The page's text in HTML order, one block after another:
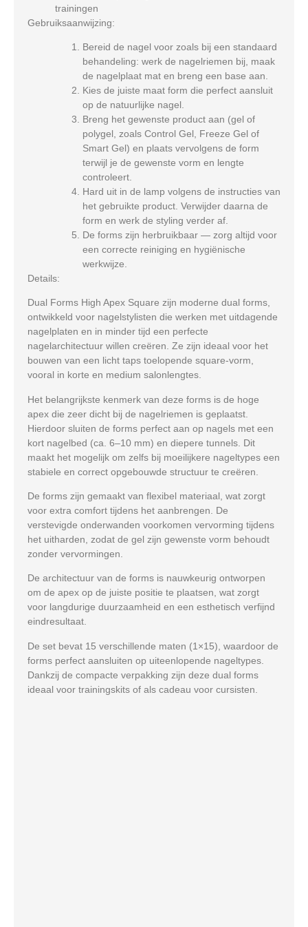
trainingen
Gebruiksaanwijzing:
Bereid de nagel voor zoals bij een standaard
behandeling: werk de nagelriemen bij, maak
de nagelplaat mat en breng een base aan.
Kies de juiste maat form die perfect aansluit
op de natuurlijke nagel.
Breng het gewenste product aan (gel of
polygel, zoals Control Gel, Freeze Gel of
Smart Gel) en plaats vervolgens de form
terwijl je de gewenste vorm en lengte
controleert.
Hard uit in de lamp volgens de instructies van
het gebruikte product. Verwijder daarna de
form en werk de styling verder af.
De forms zijn herbruikbaar — zorg altijd voor
een correcte reiniging en hygiënische
werkwijze.
Details:
Dual Forms High Apex Square zijn moderne dual forms,
ontwikkeld voor nagelstylisten die werken met uitdagende
nagelplaten en in minder tijd een perfecte
nagelarchitectuur willen creëren. Ze zijn ideaal voor het
bouwen van een licht taps toelopende square-vorm,
vooral in korte en medium salonlengtes.
Het belangrijkste kenmerk van deze forms is de hoge
apex die zeer dicht bij de nagelriemen is geplaatst.
Hierdoor sluiten de forms perfect aan op nagels met een
kort nagelbed (ca. 6–10 mm) en diepere tunnels. Dit
maakt het mogelijk om zelfs bij moeilijkere nageltypes een
stabiele en correct opgebouwde structuur te creëren.
De forms zijn gemaakt van flexibel materiaal, wat zorgt
voor extra comfort tijdens het aanbrengen. De
verstevigde onderwanden voorkomen vervorming tijdens
het uitharden, zodat de gel zijn gewenste vorm behoudt
zonder vervormingen.
De architectuur van de forms is nauwkeurig ontworpen
om de apex op de juiste positie te plaatsen, wat zorgt
voor langdurige duurzaamheid en een esthetisch verfijnd
eindresultaat.
De set bevat 15 verschillende maten (1×15), waardoor de
forms perfect aansluiten op uiteenlopende nageltypes.
Dankzij de compacte verpakking zijn deze dual forms
ideaal voor trainingskits of als cadeau voor cursisten.